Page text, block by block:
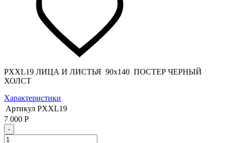
PXXL19 ЛИЦА И ЛИСТЬЯ 90x140 ПОСТЕР ЧЕРНЫЙ
ХОЛСТ
Характеристики
Артикул PXXL19
7 000 Р
-